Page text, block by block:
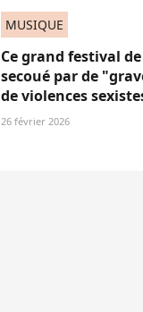
MUSIQUE
Ce grand festival
secoué par de
de violences
26 février 2026